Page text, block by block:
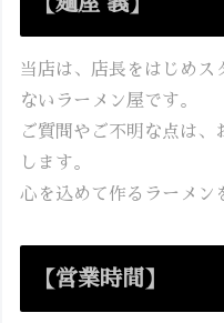
当店は、店長をはじめス
ないラーメン屋です。
ご質問やご不明な点は、
します。
心を込めて作るラーメン
【営業時間】